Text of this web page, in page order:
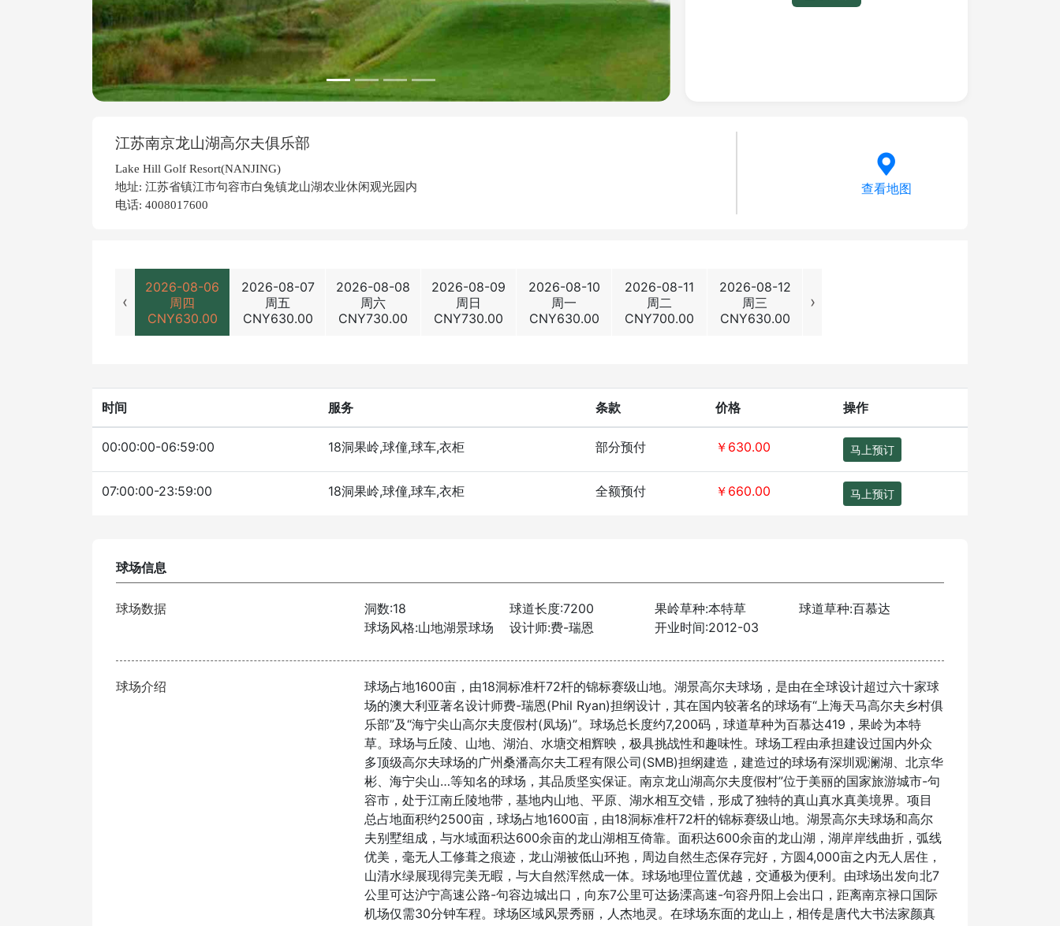
江苏南京龙山湖高尔夫俱乐部
Lake Hill Golf Resort(NANJING)
地址: 江苏省镇江市句容市白兔镇龙山湖农业休闲观光园内
电话: 4008017600
查看地图
‹
2026-08-06
周四
CNY630.00
2026-08-07
周五
CNY630.00
2026-08-08
周六
CNY730.00
2026-08-09
周日
CNY730.00
2026-08-10
周一
CNY630.00
2026-08-11
周二
CNY700.00
2026-08-12
周三
CNY630.00
›
时间 服务 条款 价格 操作
00:00:00-06:59:00 18洞果岭,球僮,球车,衣柜 部分预付 ￥630.00 马上预订
07:00:00-23:59:00 18洞果岭,球僮,球车,衣柜 全额预付 ￥660.00 马上预订
球场信息
球场数据 洞数:18 球道长度:7200 果岭草种:本特草
球道草种:百慕达
球场风格:山地湖景球场
设计师:费-瑞恩 开业时间:2012-03
球场介绍
球场占地1600亩，由18洞标准杆72杆的锦标赛级山地。湖景高尔夫球场，是由在全球设计超过六十家球
场的澳大利亚著名设计师费-瑞恩(Phil Ryan)担纲设计，其在国内较著名的球场有“上海天马高尔夫乡村俱
乐部”及“海宁尖山高尔夫度假村(凤场)”。球场总长度约7,200码，球道草种为百慕达419，果岭为本特
草。球场与丘陵、山地、湖泊、水塘交相辉映，极具挑战性和趣味性。球场工程由承担建设过国内外众
多顶级高尔夫球场的广州桑潘高尔夫工程有限公司(SMB)担纲建造，建造过的球场有深圳观澜湖、北京华
彬、海宁尖山…等知名的球场，其品质坚实保证。南京龙山湖高尔夫度假村”位于美丽的国家旅游城市-句
容市，处于江南丘陵地带，基地内山地、平原、湖水相互交错，形成了独特的真山真水真美境界。项目
总占地面积约2500亩，球场占地1600亩，由18洞标准杆72杆的锦标赛级山地。湖景高尔夫球场和高尔
夫别墅组成，与水域面积达600余亩的龙山湖相互倚靠。面积达600余亩的龙山湖，湖岸岸线曲折，弧线
优美，毫无人工修葺之痕迹，龙山湖被低山环抱，周边自然生态保存完好，方圆4,000亩之内无人居住，
山清水绿展现得完美无暇，与大自然浑然成一体。球场地理位置优越，交通极为便利。由球场出发向北7
公里可达沪宁高速公路-句容边城出口，向东7公里可达扬溧高速-句容丹阳上会出口，距离南京禄口国际
机场仅需30分钟车程。球场区域风景秀丽，人杰地灵。在球场东面的龙山上，相传是唐代大书法家颜真